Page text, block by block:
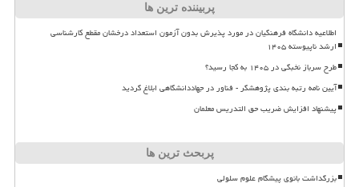
پربیننده ترین ها
اطلاعیه دانشگاه فرهنگیان در مورد پذیرش بدون آزمون استعداد درخشان مقطع کارشناسی
ارشد ناپیوسته ۱۴۰۵
طرح سرباز نخبگی در ۱۴۰۵ به کجا رسید؟
آیین نامه رتبه بندی پژوهشگر - فناور در جهاددانشگاهی ابلاغ گردید
پیشنهاد افزایش ضریب حق التدریس معلمان
پربحث ترین ها
بزرگداشت بانوی پیشگام علوم سلولی